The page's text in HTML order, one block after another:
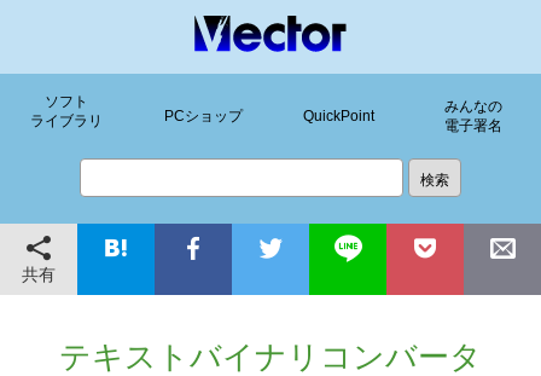
ソフト
ライブラリ
PCショップ QuickPoint
みんなの
電子署名
共有
テキストバイナリコンバータ